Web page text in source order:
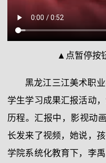
▲点暂停按
黑龙江三江美术职
学生学习成果汇报活动
历程。汇报中，影视动
长发来了视频，她说，
学院系统化教育下，李